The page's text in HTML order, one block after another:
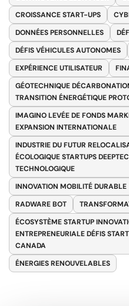
CROISSANCE START-UPS
DONNÉES PERSONNELLES
DÉFIS VÉHICULES AUTONOMES
EXPÉRIENCE UTILISATEUR
GÉOTECHNIQUE
TRANSITION ÉNERGÉTIQUE
IMAGINO LEVÉE DE FONDS
EXPANSION INTERNATIONALE
INDUSTRIE DU FUTUR
ÉCOLOGIQUE STARTUPS
TECHNOLOGIQUE
INNOVATION MOBILITÉ DURABLE
RADWARE BOT
ÉCOSYSTÈME STARTUP
ENTREPRENEURIALE DÉFIS
CANADA
ÉNERGIES RENOUVELABLES